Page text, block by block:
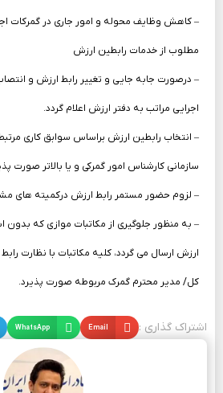
– کاهش وظایف محوله و امور جاری در گمرکات
مطلوب از خدمات رابطین ارزش
– درصورت جابه جایی و تغییر رابط ارزش و
اجرایی مراتب به دفتر ارزش اعلام گردد.
– انتخاب رابطین ارزش براساس سوابق کاری
سازمانی کارشناس امور گمرکی و یا بالاتر صورت
– لزوم حضور مستمر رابط ارزش درکمیته های
– به منظور جلوگیری از مکاتبات موازی که بدون
ارزش ارسال می گردد، کلیه مکاتبات با نظارت
کل/ مدیر محترم گمرک مربوطه صورت پذیرد.
اشتراک گذاری : Email
WhatsApp